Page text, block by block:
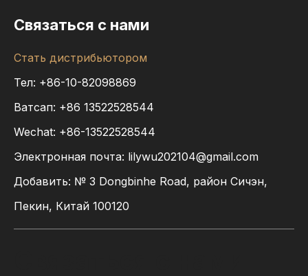
Связаться с нами
Стать дистрибьютором
Тел: +86-10-82098869
Ватсап: +86 13522528544
Wechat: +86-13522528544
Электронная почта: lilywu202104@gmail.com
Добавить: № 3 Dongbinhe Road, район Сичэн,
Пекин, Китай 100120